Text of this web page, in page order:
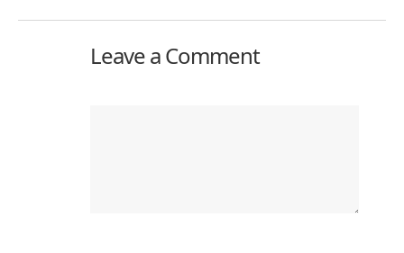
Leave a Comment